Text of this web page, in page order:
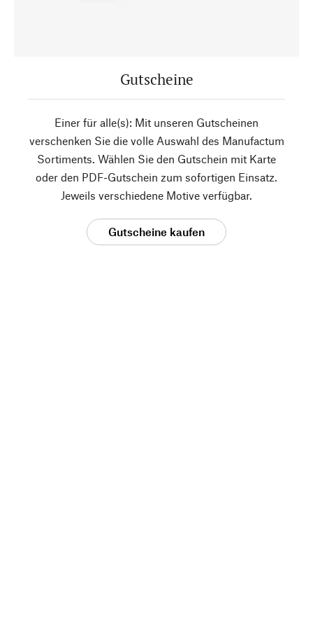
Gutscheine
Einer für alle(s): Mit unseren Gutscheinen
verschenken Sie die volle Auswahl des Manufactum
Sortiments. Wählen Sie den Gutschein mit Karte
oder den PDF-Gutschein zum sofortigen Einsatz.
Jeweils verschiedene Motive verfügbar.
Gutscheine kaufen